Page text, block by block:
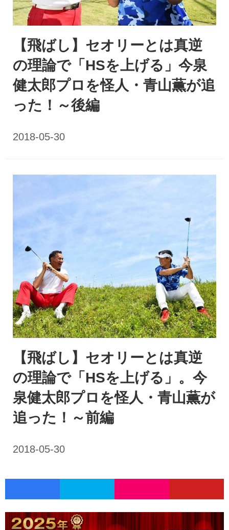
【飛ばし】セオリーとは真逆
の理論で「HSを上げる」今泉
健太郎プロを怪人・青山薫が追
った！～後編
【飛ばし】セオリーとは真逆
の理論で「HSを上げる」。今
泉健太郎プロを怪人・青山薫が
追った！～前編